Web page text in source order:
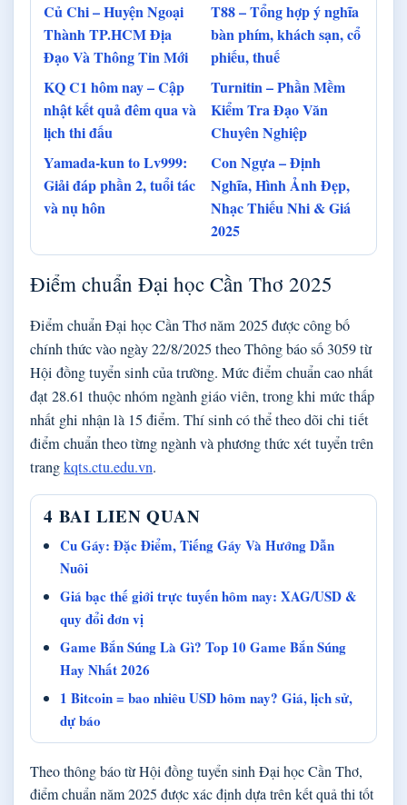
Củ Chi – Huyện Ngoại
Thành TP.HCM Địa
Đạo Và Thông Tin Mới
T88 – Tổng hợp ý nghĩa
bàn phím, khách sạn, cổ
phiếu, thuế
KQ C1 hôm nay – Cập
nhật kết quả đêm qua và
lịch thi đấu
Turnitin – Phần Mềm
Kiểm Tra Đạo Văn
Chuyên Nghiệp
Yamada-kun to Lv999:
Giải đáp phần 2, tuổi tác
và nụ hôn
Con Ngựa – Định
Nghĩa, Hình Ảnh Đẹp,
Nhạc Thiếu Nhi & Giá
2025
Điểm chuẩn Đại học Cần Thơ 2025
Điểm chuẩn Đại học Cần Thơ năm 2025 được công bố
chính thức vào ngày 22/8/2025 theo Thông báo số 3059 từ
Hội đồng tuyển sinh của trường. Mức điểm chuẩn cao nhất
đạt 28.61 thuộc nhóm ngành giáo viên, trong khi mức thấp
nhất ghi nhận là 15 điểm. Thí sinh có thể theo dõi chi tiết
điểm chuẩn theo từng ngành và phương thức xét tuyển trên
trangkqts.ctu.edu.vn.
4 BAI LIEN QUAN
Cu Gáy: Đặc Điểm, Tiếng Gáy Và Hướng Dẫn
Nuôi
Giá bạc thế giới trực tuyến hôm nay: XAG/USD &
quy đổi đơn vị
Game Bắn Súng Là Gì? Top 10 Game Bắn Súng
Hay Nhất 2026
1 Bitcoin = bao nhiêu USD hôm nay? Giá, lịch sử,
dự báo
Theo thông báo từ Hội đồng tuyển sinh Đại học Cần Thơ,
điểm chuẩn năm 2025 được xác định dựa trên kết quả thi tốt